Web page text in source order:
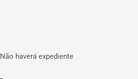
Não haverá expediente